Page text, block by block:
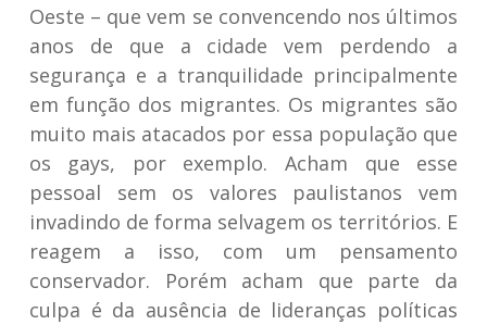
Oeste – que vem se convencendo nos últimos
anos de que a cidade vem perdendo a
segurança e a tranquilidade principalmente
em função dos migrantes. Os migrantes são
muito mais atacados por essa população que
os gays, por exemplo. Acham que esse
pessoal sem os valores paulistanos vem
invadindo de forma selvagem os territórios. E
reagem a isso, com um pensamento
conservador. Porém acham que parte da
culpa é da ausência de lideranças políticas